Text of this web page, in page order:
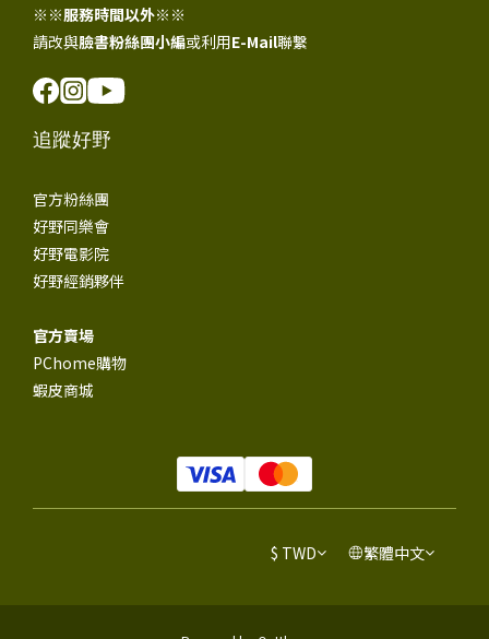
※※服務時間以外※※
請改與臉書粉絲團小編或利用E-Mail聯繫
追蹤好野
官方粉絲團
好野同樂會
好野電影院
好野經銷夥伴
官方賣場
PChome購物
蝦皮商城
$ TWD 繁體中文